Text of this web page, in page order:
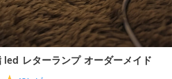
レターランプ オーダーメイド